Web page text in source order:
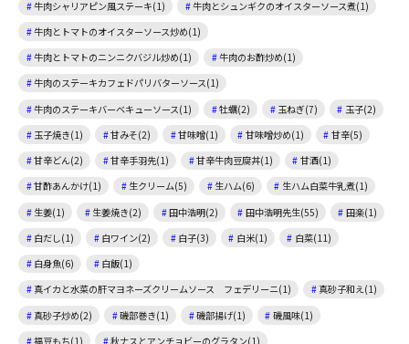
牛肉シャリアピン風ステーキ(1)
牛肉とシュンギクのオイスターソース煮(1)
牛肉とトマトのオイスターソース炒め(1)
牛肉とトマトのニンニクバジル炒め(1)
牛肉のお酢炒め(1)
牛肉のステーキカフェドパリバターソース(1)
牛肉のステーキバーベキューソース(1)
牡蠣(2) 玉ねぎ(7)
玉子(2)
玉子焼き(1)
甘みそ(2) 甘味噌(1) 甘味噌炒め(1)
甘辛(5)
甘辛どん(2)
甘辛手羽先(1) 甘辛牛肉豆腐丼(1)
甘酒(1)
甘酢あんかけ(1)
生クリーム(5) 生ハム(6)
生ハム白菜牛乳煮(1)
生姜(1)
生姜焼き(2) 田中浩明(2) 田中浩明先生(55)
田楽(1)
白だし(1)
白ワイン(2) 白子(3) 白米(1)
白菜(11)
白身魚(6)
白飯(1)
真イカと水菜の肝マヨネーズクリームソース フェデリーニ(1)
真砂子和え(1)
真砂子炒め(2)
磯部巻き(1) 磯部揚げ(1)
磯風味(1)
福豆もち(1)
秋ナスとアンチョビーのグラタン(1)